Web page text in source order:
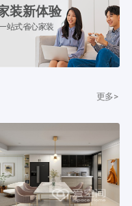
装新体验
站式省心家装
更多>